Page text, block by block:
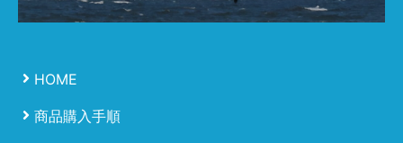
HOME
商品購入手順